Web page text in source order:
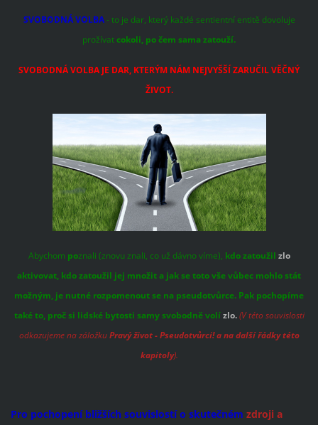
SVOBODNÁ VOLBA- to je dar, který každé sentientní entitě dovoluje
prožívatcokoli, po čem sama zatouží.
SVOBODNÁ VOLBA JE DAR, KTERÝM NÁM NEJVYŠŠÍ ZARUČIL VĚČNÝ
ŽIVOT.
Abychom poznali (znovu znali, co už dávno víme), kdo zatoužil zlo
aktivovat, kdo zatoužil jej množit a jak se toto vše vůbec mohlo stát
možným, je nutné rozpomenout se na pseudotvůrce. Pak pochopíme
také to, proč si lidské bytosti samy svobodně volízlo.(V této souvislosti
odkazujeme na záložkuPravý život - Pseudotvůrci! a na další řádky této
kapitoly).
Pro pochopení bližších souvislostí o skutečném zdroji a